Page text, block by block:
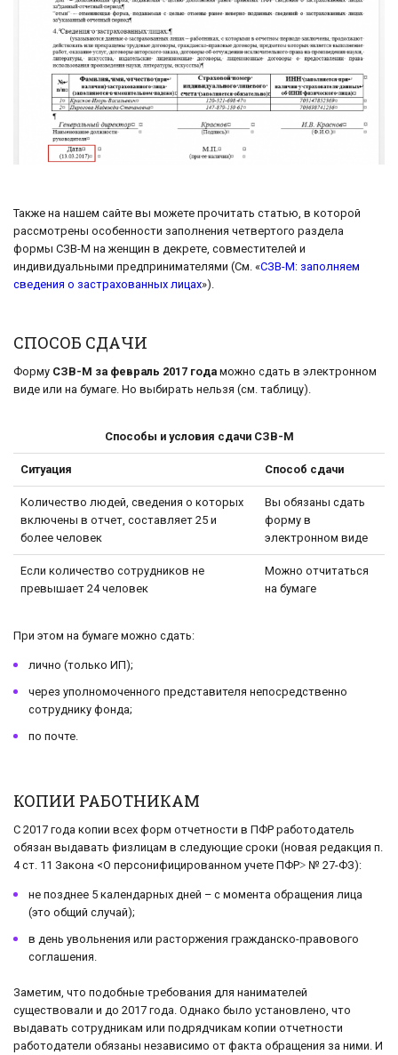
Также на нашем сайте вы можете прочитать статью, в которой
рассмотрены особенности заполнения четвертого раздела
формы СЗВ-М на женщин в декрете, совместителей и
индивидуальными предпринимателями (См. «СЗВ-М: заполняем
сведения о застрахованных лицах»).
СПОСОБ СДАЧИ
Форму СЗВ-М за февраль 2017 года можно сдать в электронном
виде или на бумаге. Но выбирать нельзя (см. таблицу).
Способы и условия сдачи СЗВ-М
Ситуация Способ сдачи
Количество людей, сведения о которых
включены в отчет, составляет 25 и
более человек
Вы обязаны сдать
форму в
электронном виде
Если количество сотрудников не
превышает 24 человек
Можно отчитаться
на бумаге
При этом на бумаге можно сдать:
лично (только ИП);
через уполномоченного представителя непосредственно
сотруднику фонда;
по почте.
КОПИИ РАБОТНИКАМ
С 2017 года копии всех форм отчетности в ПФР работодатель
обязан выдавать физлицам в следующие сроки (новая редакция п.
4 ст. 11 Закона <О персонифицированном учете ПФР˃ № 27-ФЗ):
не позднее 5 календарных дней – с момента обращения лица
(это общий случай);
в день увольнения или расторжения гражданско-правового
соглашения.
Заметим, что подобные требования для нанимателей
существовали и до 2017 года. Однако было установлено, что
выдавать сотрудникам или подрядчикам копии отчетности
работодатели обязаны независимо от факта обращения за ними. И